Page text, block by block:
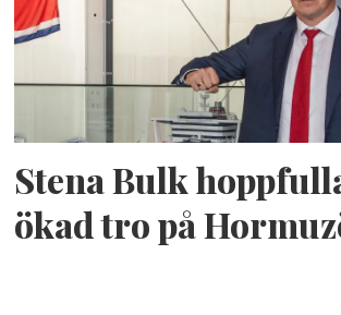
Stena Bulk
ökad tro på